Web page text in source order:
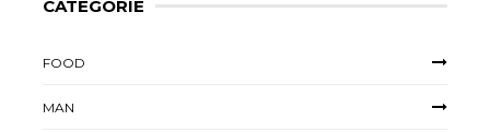
CATEGORIE
FOOD
MAN